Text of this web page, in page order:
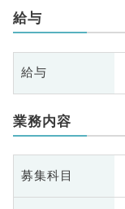
給与
給与
業務内容
募集科目